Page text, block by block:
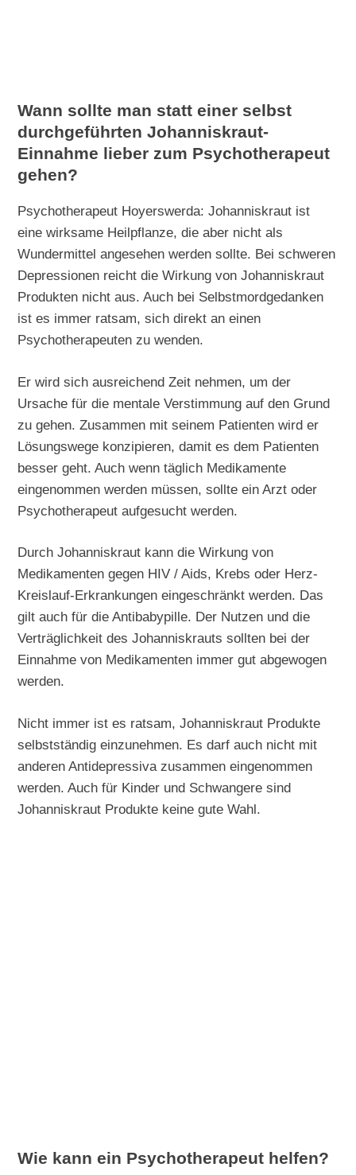
Wann sollte man statt einer selbst
durchgeführten Johanniskraut-
Einnahme lieber zum Psychotherapeut
gehen?
Psychotherapeut Hoyerswerda: Johanniskraut ist
eine wirksame Heilpflanze, die aber nicht als
Wundermittel angesehen werden sollte. Bei schweren
Depressionen reicht die Wirkung von Johanniskraut
Produkten nicht aus. Auch bei Selbstmordgedanken
ist es immer ratsam, sich direkt an einen
Psychotherapeuten zu wenden.
Er wird sich ausreichend Zeit nehmen, um der
Ursache für die mentale Verstimmung auf den Grund
zu gehen. Zusammen mit seinem Patienten wird er
Lösungswege konzipieren, damit es dem Patienten
besser geht. Auch wenn täglich Medikamente
eingenommen werden müssen, sollte ein Arzt oder
Psychotherapeut aufgesucht werden.
Durch Johanniskraut kann die Wirkung von
Medikamenten gegen HIV / Aids, Krebs oder Herz-
Kreislauf-Erkrankungen eingeschränkt werden. Das
gilt auch für die Antibabypille. Der Nutzen und die
Verträglichkeit des Johanniskrauts sollten bei der
Einnahme von Medikamenten immer gut abgewogen
werden.
Nicht immer ist es ratsam, Johanniskraut Produkte
selbstständig einzunehmen. Es darf auch nicht mit
anderen Antidepressiva zusammen eingenommen
werden. Auch für Kinder und Schwangere sind
Johanniskraut Produkte keine gute Wahl.
Wie kann ein Psychotherapeut helfen?